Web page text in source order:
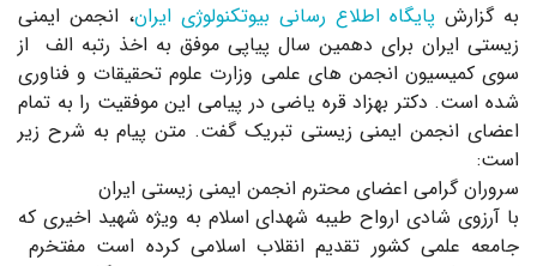
به گزارش پایگاه اطلاع رسانی بیوتکنولوژی ایران، انجمن ایمنی
زیستی ایران برای دهمین سال پیاپی موفق به اخذ رتبه الف از
سوی کمیسیون انجمن های علمی وزارت علوم تحقیقات و فناوری
شده است. دکتر بهزاد قره یاضی در پیامی این موفقیت را به تمام
اعضای انجمن ایمنی زیستی تبریک گفت. متن پیام به شرح زیر
است:
سروران گرامی اعضای محترم انجمن ایمنی زیستی ایران
با آرزوی شادی ارواح طیبه شهدای اسلام به ویژه شهید اخیری که
جامعه علمی کشور تقدیم انقلاب اسلامی کرده است مفتخرم